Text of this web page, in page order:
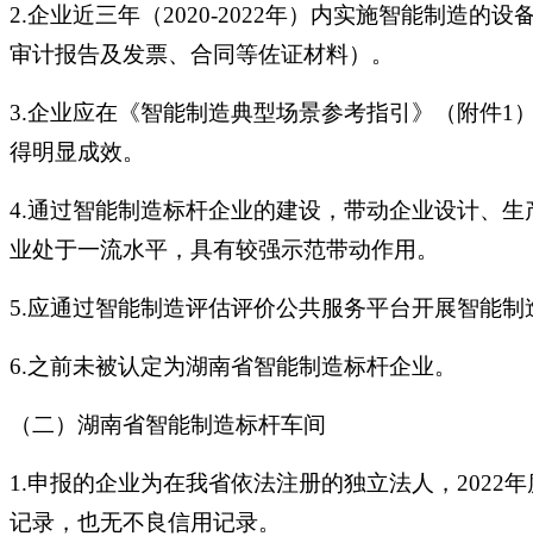
2.企业近三年（2020-2022年）内实施智能制造的
审计报告及发票、合同等佐证材料）。
3.企业应在《智能制造典型场景参考指引》（附件1
得明显成效。
4.通过智能制造标杆企业的建设，带动企业设计、
业处于一流水平，具有较强示范带动作用。
5.应通过智能制造评估评价公共服务平台开展智能
6.之前未被认定为湖南省智能制造标杆企业。
（二）湖南省智能制造标杆车间
1.申报的企业为在我省依法注册的独立法人，2022
记录，也无不良信用记录。